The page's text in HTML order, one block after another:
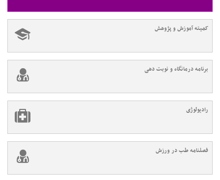
کمیته آموزش و پژوهش
برنامه درمانگاه و نوبت دهی
رادیولوژی
فصلنامه طب در ورزش